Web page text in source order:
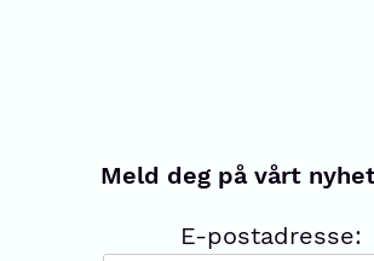
Meld deg på vårt
E-postadresse: